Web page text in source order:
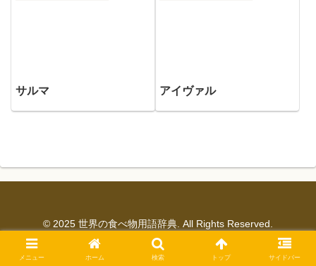
サルマ アイヴァル
© 2025 世界の食べ物用語辞典. All Rights Reserved.
メニュー ホーム 検索 トップ サイドバー